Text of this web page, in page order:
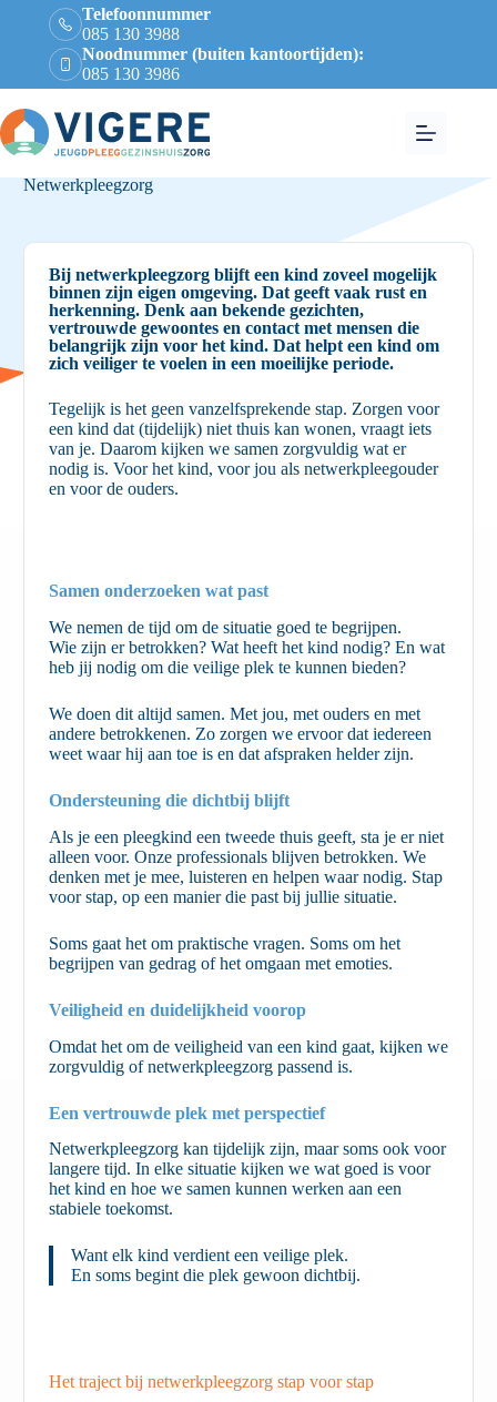
Telefoonnummer
085 130 3988
Noodnummer (buiten kantoortijden):
085 130 3986
Netwerkpleegzorg
Bij netwerkpleegzorg blijft een kind zoveel mogelijk
binnen zijn eigen omgeving. Dat geeft vaak rust en
herkenning. Denk aan bekende gezichten,
vertrouwde gewoontes en contact met mensen die
belangrijk zijn voor het kind. Dat helpt een kind om
zich veiliger te voelen in een moeilijke periode.
Tegelijk is het geen vanzelfsprekende stap. Zorgen voor
een kind dat (tijdelijk) niet thuis kan wonen, vraagt iets
van je. Daarom kijken we samen zorgvuldig wat er
nodig is. Voor het kind, voor jou als netwerkpleegouder
en voor de ouders.
Samen onderzoeken wat past
We nemen de tijd om de situatie goed te begrijpen.
Wie zijn er betrokken? Wat heeft het kind nodig? En wat
heb jij nodig om die veilige plek te kunnen bieden?
We doen dit altijd samen. Met jou, met ouders en met
andere betrokkenen. Zo zorgen we ervoor dat iedereen
weet waar hij aan toe is en dat afspraken helder zijn.
Ondersteuning die dichtbij blijft
Als je een pleegkind een tweede thuis geeft, sta je er niet
alleen voor. Onze professionals blijven betrokken. We
denken met je mee, luisteren en helpen waar nodig. Stap
voor stap, op een manier die past bij jullie situatie.
Soms gaat het om praktische vragen. Soms om het
begrijpen van gedrag of het omgaan met emoties.
Veiligheid en duidelijkheid voorop
Omdat het om de veiligheid van een kind gaat, kijken we
zorgvuldig of netwerkpleegzorg passend is.
Een vertrouwde plek met perspectief
Netwerkpleegzorg kan tijdelijk zijn, maar soms ook voor
langere tijd. In elke situatie kijken we wat goed is voor
het kind en hoe we samen kunnen werken aan een
stabiele toekomst.
Want elk kind verdient een veilige plek.
En soms begint die plek gewoon dichtbij.
Het traject bij netwerkpleegzorg stap voor stap